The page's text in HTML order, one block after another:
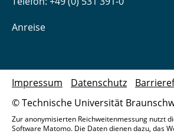
Anreise
© Technische Universität
Impressum Datenschutz
Zur anonymisierten Reichweitenmessung nutzt
Software Matomo. Die Daten dienen dazu, das